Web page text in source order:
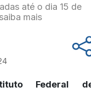
até o dia 15 de
mais
Federal